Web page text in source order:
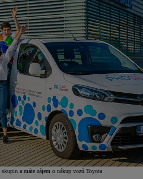
a máte zájem o nákup vozů Toyota